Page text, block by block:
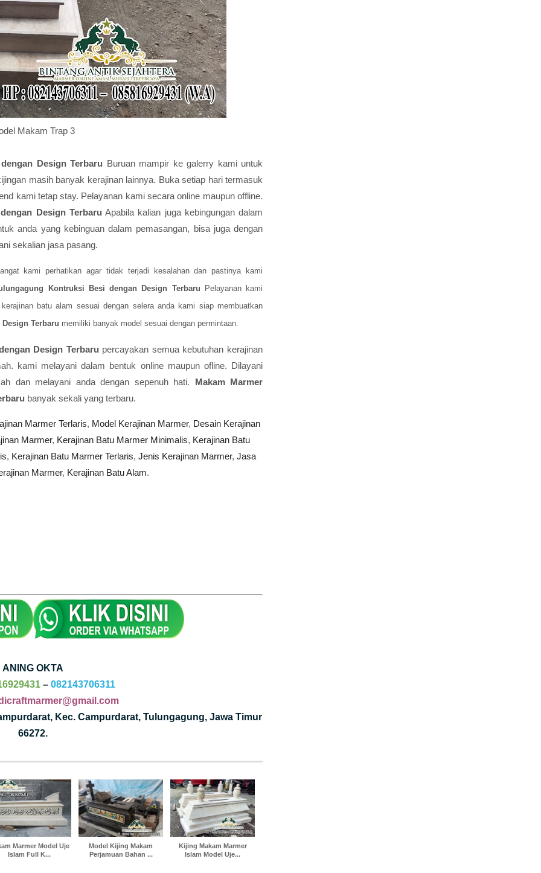
Makam Trap 3
Design Terbaru Buruan mampir ke galerry kami untuk
masih banyak kerajinan lainnya. Buka setiap hari termasuk
kami tetap stay. Pelayanan kami secara online maupun offline.
Design Terbaru Apabila kalian juga kebingungan dalam
anda yang kebinguan dalam pemasangan, bisa juga dengan
sekalian jasa pasang.
kami perhatikan agar tidak terjadi kesalahan dan pastinya kami
Kontruksi Besi dengan Design Terbaru Pelayanan kami
batu alam sesuai dengan selera anda kami siap membuatkan
Terbaru memiliki banyak model sesuai dengan permintaan.
Design Terbaru percayakan semua kebutuhan kerajinan
kami melayani dalam bentuk online maupun ofline. Dilayani
dan melayani anda dengan sepenuh hati. Makam Marmer
banyak sekali yang terbaru.
Marmer Terlaris, Model Kerajinan Marmer, Desain Kerajinan
Marmer, Kerajinan Batu Marmer Minimalis, Kerajinan Batu
, Kerajinan Batu Marmer Terlaris, Jenis Kerajinan Marmer, Jasa
Marmer, Kerajinan Batu Alam.
ANING OKTA
– 082143706311
Kec. Campurdarat, Tulungagung, Jawa Timur
66272.
Marmer Model Uje
Islam Full K...
Model Kijing Makam
Perjamuan Bahan ...
Kijing Makam Marmer
Islam Model Uje...